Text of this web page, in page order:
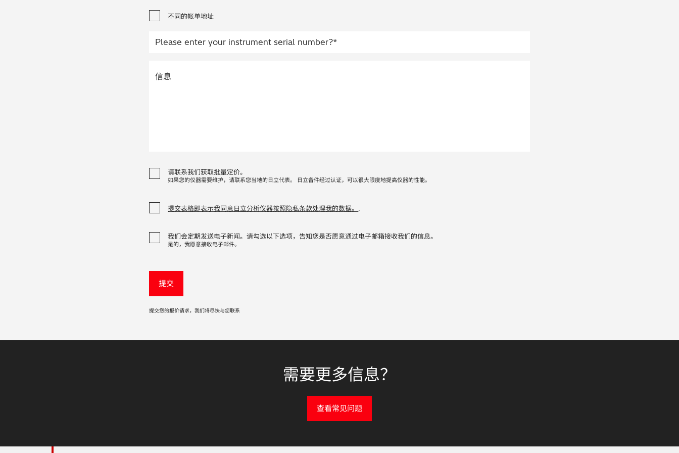
不同的帐单地址
请联系我们获取批量定价。
如果您的仪器需要维护，请联系您当地的日立代表。 日立备件经过认证，可以很大限度地提高仪器的性能。
提交表格即表示我同意日立分析仪器按照隐私条款处理我的数据。 .
我们会定期发送电子新闻。请勾选以下选项，告知您是否愿意通过电子邮箱接收我们的信息。
是的，我愿意接收电子邮件。
提交您的报价请求，我们将尽快与您联系
需要更多信息？
查看常见问题